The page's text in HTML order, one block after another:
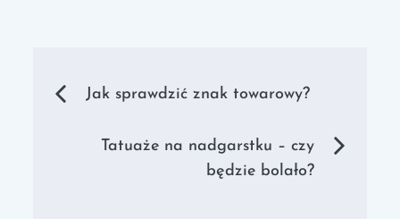
Nawigacja
wpisu
Jak sprawdzić znak towarowy?
Tatuaże na nadgarstku – czy
będzie bolało?